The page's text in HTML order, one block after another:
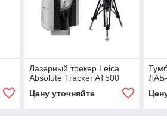
Лазерный трекер Leica
Absolute Tracker AT500
Цену уточняйте